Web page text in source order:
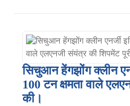
सिचुआन हेंगझोंग क्लीन
100 टन क्षमता वाले
की।